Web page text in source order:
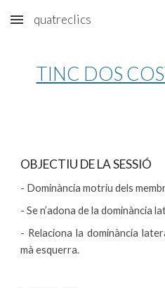
Skip to main content
quatreclics
TINC DOS
OBJECTIU DE LA SESSIÓ
- Dominància motriu dels
- Se n’adona de la dominància
- Relaciona la dominància
mà esquerra.